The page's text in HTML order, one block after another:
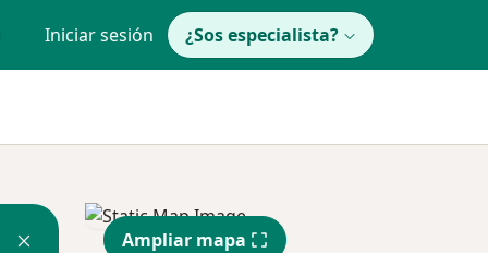
Iniciar sesión ¿Sos especialista?
Ampliar mapa